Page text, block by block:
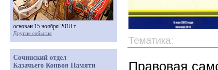
Тематика:
Правовая
основан 15 ноября 2018 г.
Другие события
Сочинский отдел
Казачьего Конвоя Памяти